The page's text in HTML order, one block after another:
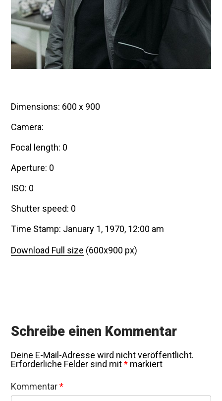
Dimensions: 600 x 900
Camera:
Focal length: 0
Aperture: 0
ISO: 0
Shutter speed: 0
Time Stamp: January 1, 1970, 12:00 am
Download Full size (600x900 px)
Schreibe einen Kommentar
Deine E-Mail-Adresse wird nicht veröffentlicht.
Erforderliche Felder sind mit* markiert
Kommentar*